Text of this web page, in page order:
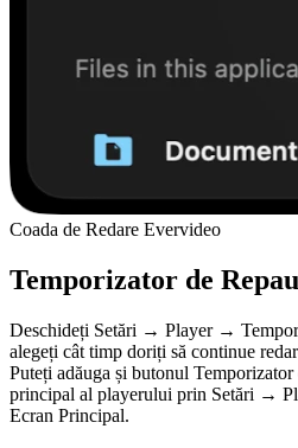
Coada de Redare Evervideo
Temporizator de
Deschideți Setări → Player →
alegeți cât timp doriți să continue
Puteți adăuga și butonul
principal al playerului prin Setări →
Ecran Principal.